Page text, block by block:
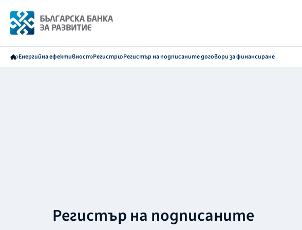
Енергийна ефективност Регистри Регистър на подписаните договори за финансиране
Регистър на подписаните